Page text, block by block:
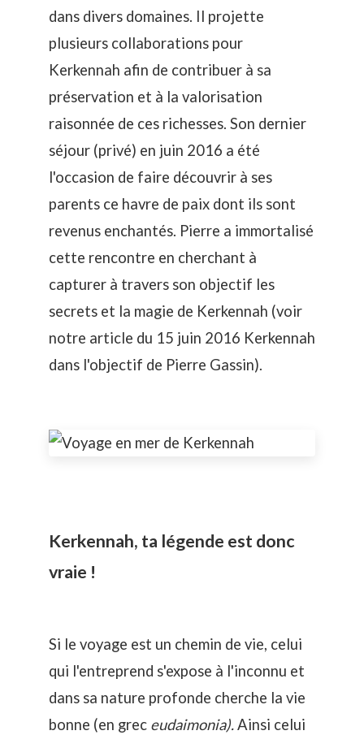
dans divers domaines. Il projette
plusieurs collaborations pour
Kerkennah afin de contribuer à sa
préservation et à la valorisation
raisonnée de ces richesses. Son dernier
séjour (privé) en juin 2016 a été
l'occasion de faire découvrir à ses
parents ce havre de paix dont ils sont
revenus enchantés. Pierre a immortalisé
cette rencontre en cherchant à
capturer à travers son objectif les
secrets et la magie de Kerkennah (voir
notre article du 15 juin 2016 Kerkennah
dans l'objectif de Pierre Gassin).
Kerkennah, ta légende est donc
vraie !
Si le voyage est un chemin de vie, celui
qui l'entreprend s'expose à l'inconnu et
dans sa nature profonde cherche la vie
bonne (en grec eudaimonia).Ainsi celui